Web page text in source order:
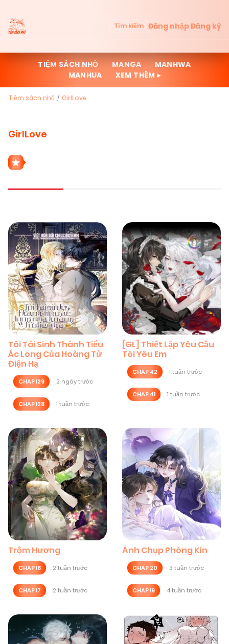
Tìm kiếm Đăng nhậpĐăng ký
TIỆM SÁCH NHỎ MANGA
MANHWA
MANHUA
XEM THÊM ▸
Tiệm sách nhỏ GirlLove
GirlLove
Tôi Tái Sinh Thành Tiểu
Ác Long Của Hoàng Tử
Điện Hạ
CHAP 129 2 ngày trước
CHAP 128 1 tuần trước
[GL] Thiết Lập Yêu Cầu
Tôi Yêu Em
CHAP 42 1 tuần trước
CHAP 41 1 tuần trước
Trộm Hương
CHAP 18 2 tuần trước
CHAP 17 2 tuần trước
Ảnh Chụp Phòng Kín
CHAP 20 3 tuần trước
CHAP 19 4 tuần trước